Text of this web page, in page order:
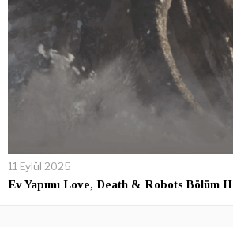
11 Eylül 2025
Ev Yapımı Love, Death & Robots Bölüm II